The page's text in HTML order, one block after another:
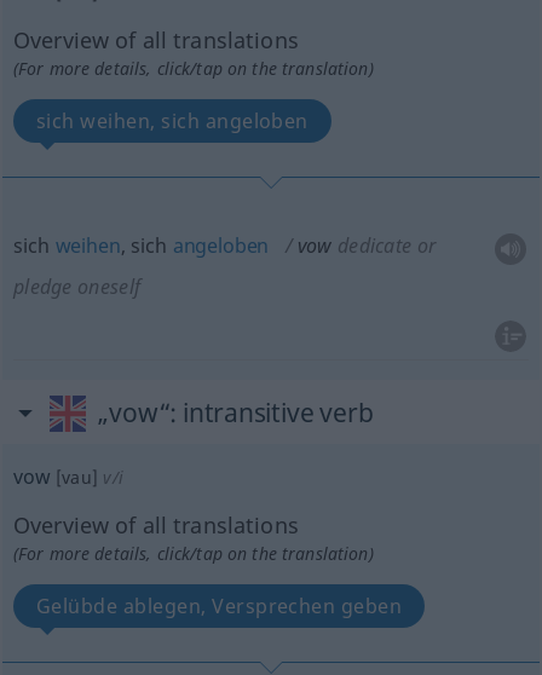
Overview of all translations
(For more details, click/tap on the translation)
sich weihen, sich angeloben
sich weihen, sich angeloben vow dedicate or
pledge oneself
„vow“: intransitive verb
vow [vau] v/i
Overview of all translations
(For more details, click/tap on the translation)
Gelübde ablegen, Versprechen geben